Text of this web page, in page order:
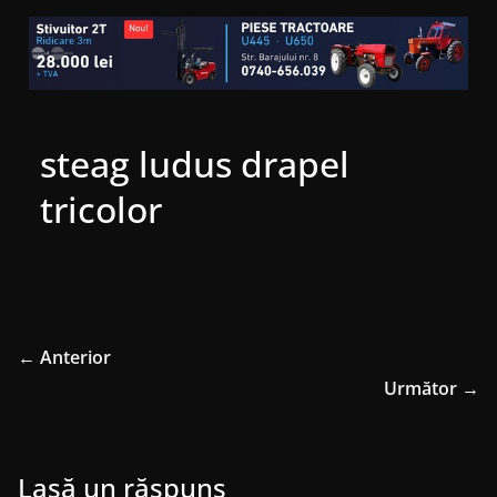
steag ludus drapel
tricolor
← Anterior
Următor →
Lasă un răspuns